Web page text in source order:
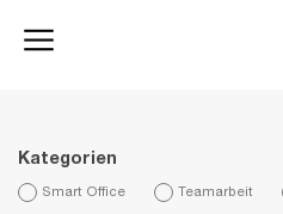
Kategorien
Smart Office Teamarbeit